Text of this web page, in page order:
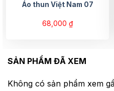
Áo thun Việt Nam 07
68,000 ₫
SẢN PHẨM ĐÃ XEM
Không có sản phẩm xem